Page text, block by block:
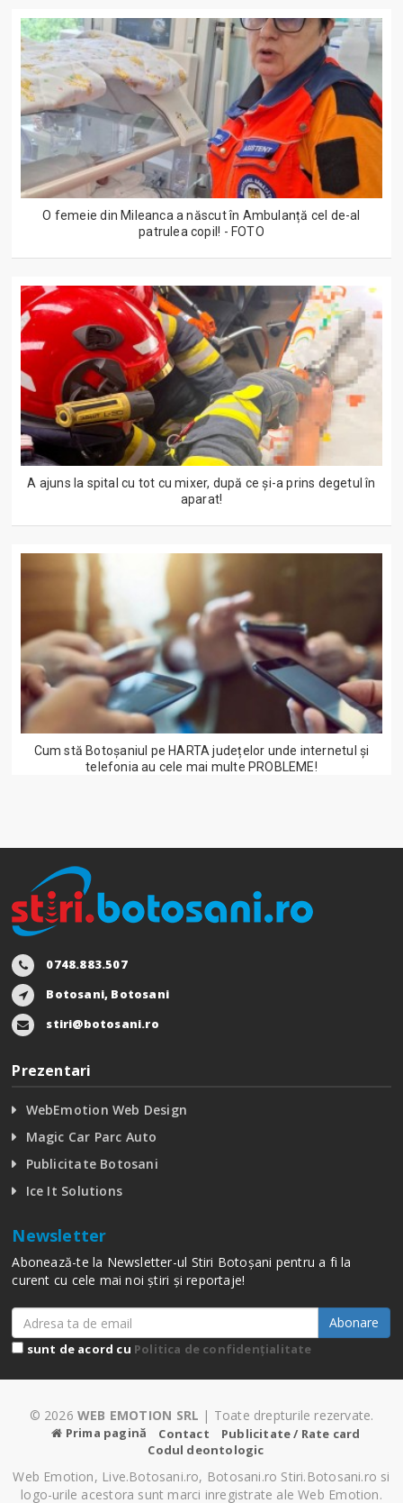
O femeie din Mileanca a născut în Ambulanță cel de-al
patrulea copil! - FOTO
A ajuns la spital cu tot cu mixer, după ce și-a prins degetul în
aparat!
Cum stă Botoșaniul pe HARTA județelor unde internetul și
telefonia au cele mai multe PROBLEME!
0748.883.507
Botosani, Botosani
stiri@botosani.ro
Prezentari
WebEmotion Web Design
Magic Car Parc Auto
Publicitate Botosani
Ice It Solutions
Newsletter
Abonează-te la Newsletter-ul Stiri Botoșani pentru a fi la
curent cu cele mai noi știri și reportaje!
Abonare
sunt de acord cu Politica de confidențialitate
© 2026 WEB EMOTION SRL | Toate drepturile rezervate.
Prima pagină Contact
Publicitate / Rate card
Codul deontologic
Web Emotion, Live.Botosani.ro, Botosani.ro Stiri.Botosani.ro si
logo-urile acestora sunt marci inregistrate ale Web Emotion.